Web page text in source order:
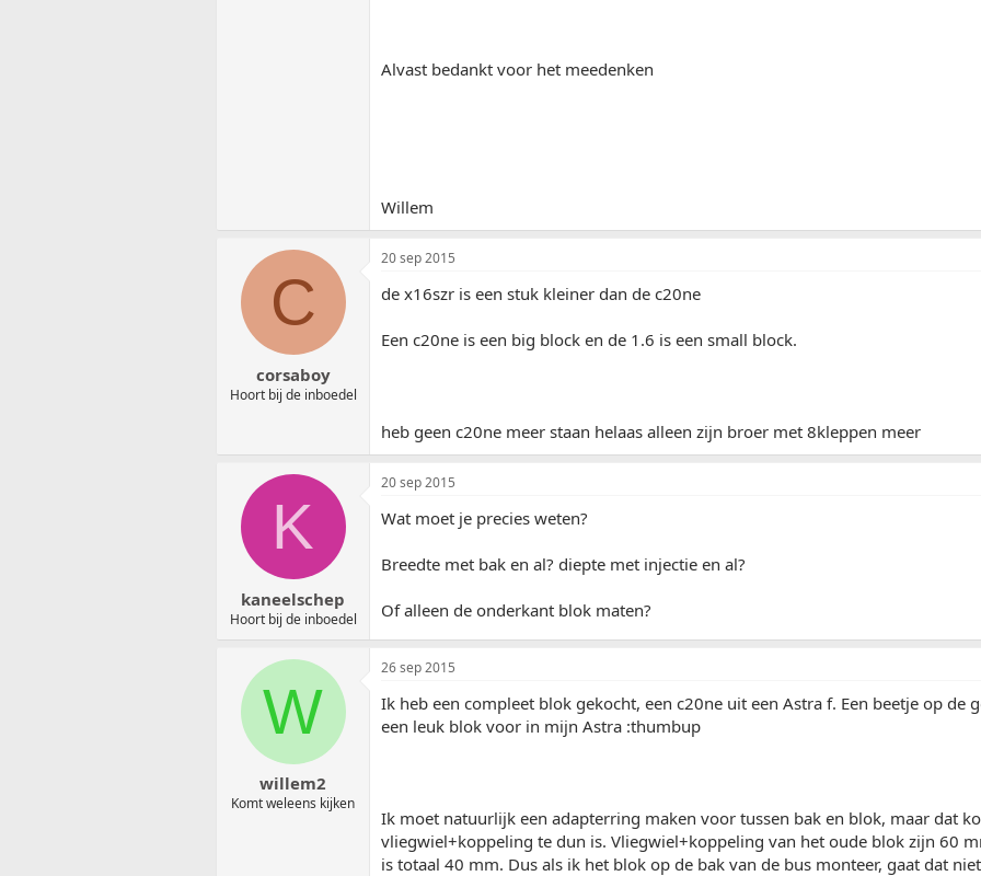
Alvast bedankt voor het meedenken
Willem
C
corsaboy
Hoort bij de inboedel
20 sep 2015
de x16szr is een stuk kleiner dan de c20ne
Een c20ne is een big block en de 1.6 is een small block.
heb geen c20ne meer staan helaas alleen zijn broer met 8kleppen meer
K
kaneelschep
Hoort bij de inboedel
20 sep 2015
Wat moet je precies weten?
Breedte met bak en al? diepte met injectie en al?
Of alleen de onderkant blok maten?
W
willem2
Komt weleens kijken
26 sep 2015
Ik heb een compleet blok gekocht, een c20ne uit een Astra f. Een beetje op de
een leuk blok voor in mijn Astra :thumbup
Ik moet natuurlijk een adapterring maken voor tussen bak en blok, maar dat
vliegwiel+koppeling te dun is. Vliegwiel+koppeling van het oude blok zijn 60
is totaal 40 mm. Dus als ik het blok op de bak van de bus monteer, gaat dat